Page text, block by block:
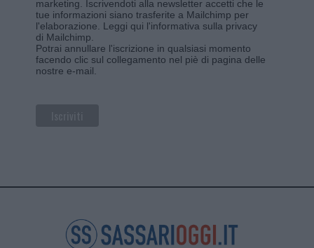
marketing. Iscrivendoti alla newsletter accetti che le
tue informazioni siano trasferite a Mailchimp per
l'elaborazione. Leggi qui l'informativa sulla privacy
di Mailchimp
Potrai annullare l'iscrizione in qualsiasi momento
facendo clic sul collegamento nel piè di pagina delle
nostre e-mail.